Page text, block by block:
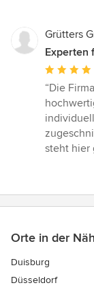
Grütters
Experten
5
von
5
Sternen
“Die
steht hier
Orte in der
Duisburg
Düsseldorf